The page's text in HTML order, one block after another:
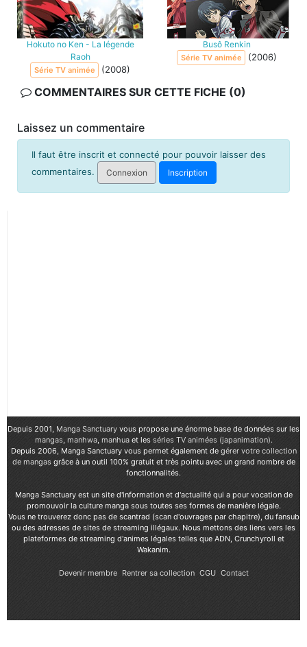
Hokuto no Ken - La légende
Raoh
Série TV animée (2008)
Busô Renkin
Série TV animée (2006)
COMMENTAIRES SUR CETTE FICHE (0)
Laissez un commentaire
Il faut être inscrit et connecté pour pouvoir laisser des
commentaires.
Connexion Inscription
Depuis 2001, Manga Sanctuary vous propose une énorme base de données sur les
mangas, manhwa, manhuaet les séries TV animées (japanimation).
Depuis 2006, Manga Sanctuary vous permet également de gérer votre collection
de mangasgrâce à un outil 100% gratuit et très pointu avec un grand nombre de
fonctionnalités.
Manga Sanctuary est un site d'information et d'actualité qui a pour vocation de
promouvoir la culture manga sous toutes ses formes de manière légale.
Vous ne trouverez donc pas de scantrad (scan d'ouvrages par chapitre), du fansub
ou des adresses de sites de streaming illégaux. Nous mettons des liens vers les
plateformes de streaming d'animes légales telles que ADN, Crunchyroll et
Wakanim.
Devenir membre Rentrer sa collection CGU Contact